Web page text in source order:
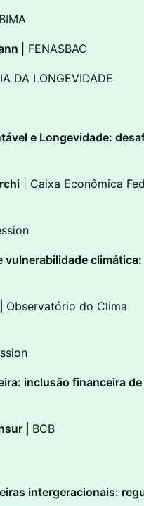
| FENASBAC
DA LONGEVIDADE
e Longevidade:
| Caixa Econômica
vulnerabilidade
Observatório do Clima
inclusão financeira
| BCB
intergeracionais: